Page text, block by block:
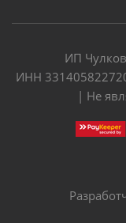
ИП
ИНН
| Не